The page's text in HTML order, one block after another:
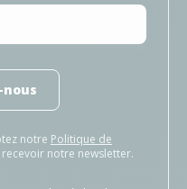
nous
notre Politique de
notre newsletter.